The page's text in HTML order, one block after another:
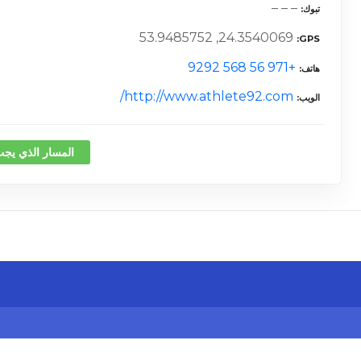
تبوك – – –
GPS
24.3540069, 53.9485752
هاتف +971 56 568 9292
الويب http://www.athlete92.com/
المسار الذي